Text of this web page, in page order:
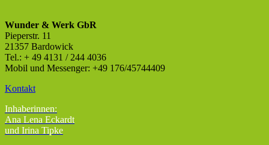
Wunder & Werk GbR
Pieperstr. 11
21357 Bardowick
Tel.: + 49 4131 / 244 4036
Mobil und Messenger: +49 176/45744409
Kontakt
Inhaberinnen:
Ana Lena Eckardt
und Irina Tipke